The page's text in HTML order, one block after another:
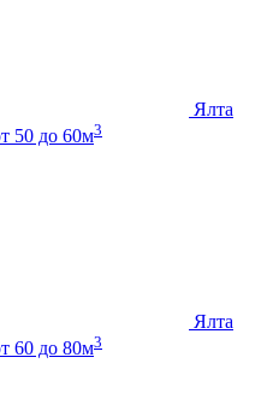
Ялта
50 до 60м3
Ялта
60 до 80м3